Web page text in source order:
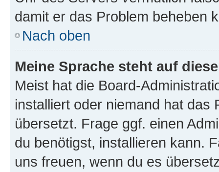
damit er das Problem beheben
Nach oben
Meine Sprache steht auf
Meist hat die Board-
installiert oder niemand hat das
übersetzt. Frage ggf. einen
du benötigst, installieren kann.
uns freuen, wenn du es